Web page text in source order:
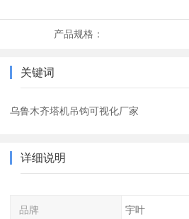
产品规格：
关键词
乌鲁木齐塔机吊钩可视化厂家
详细说明
品牌 宇叶